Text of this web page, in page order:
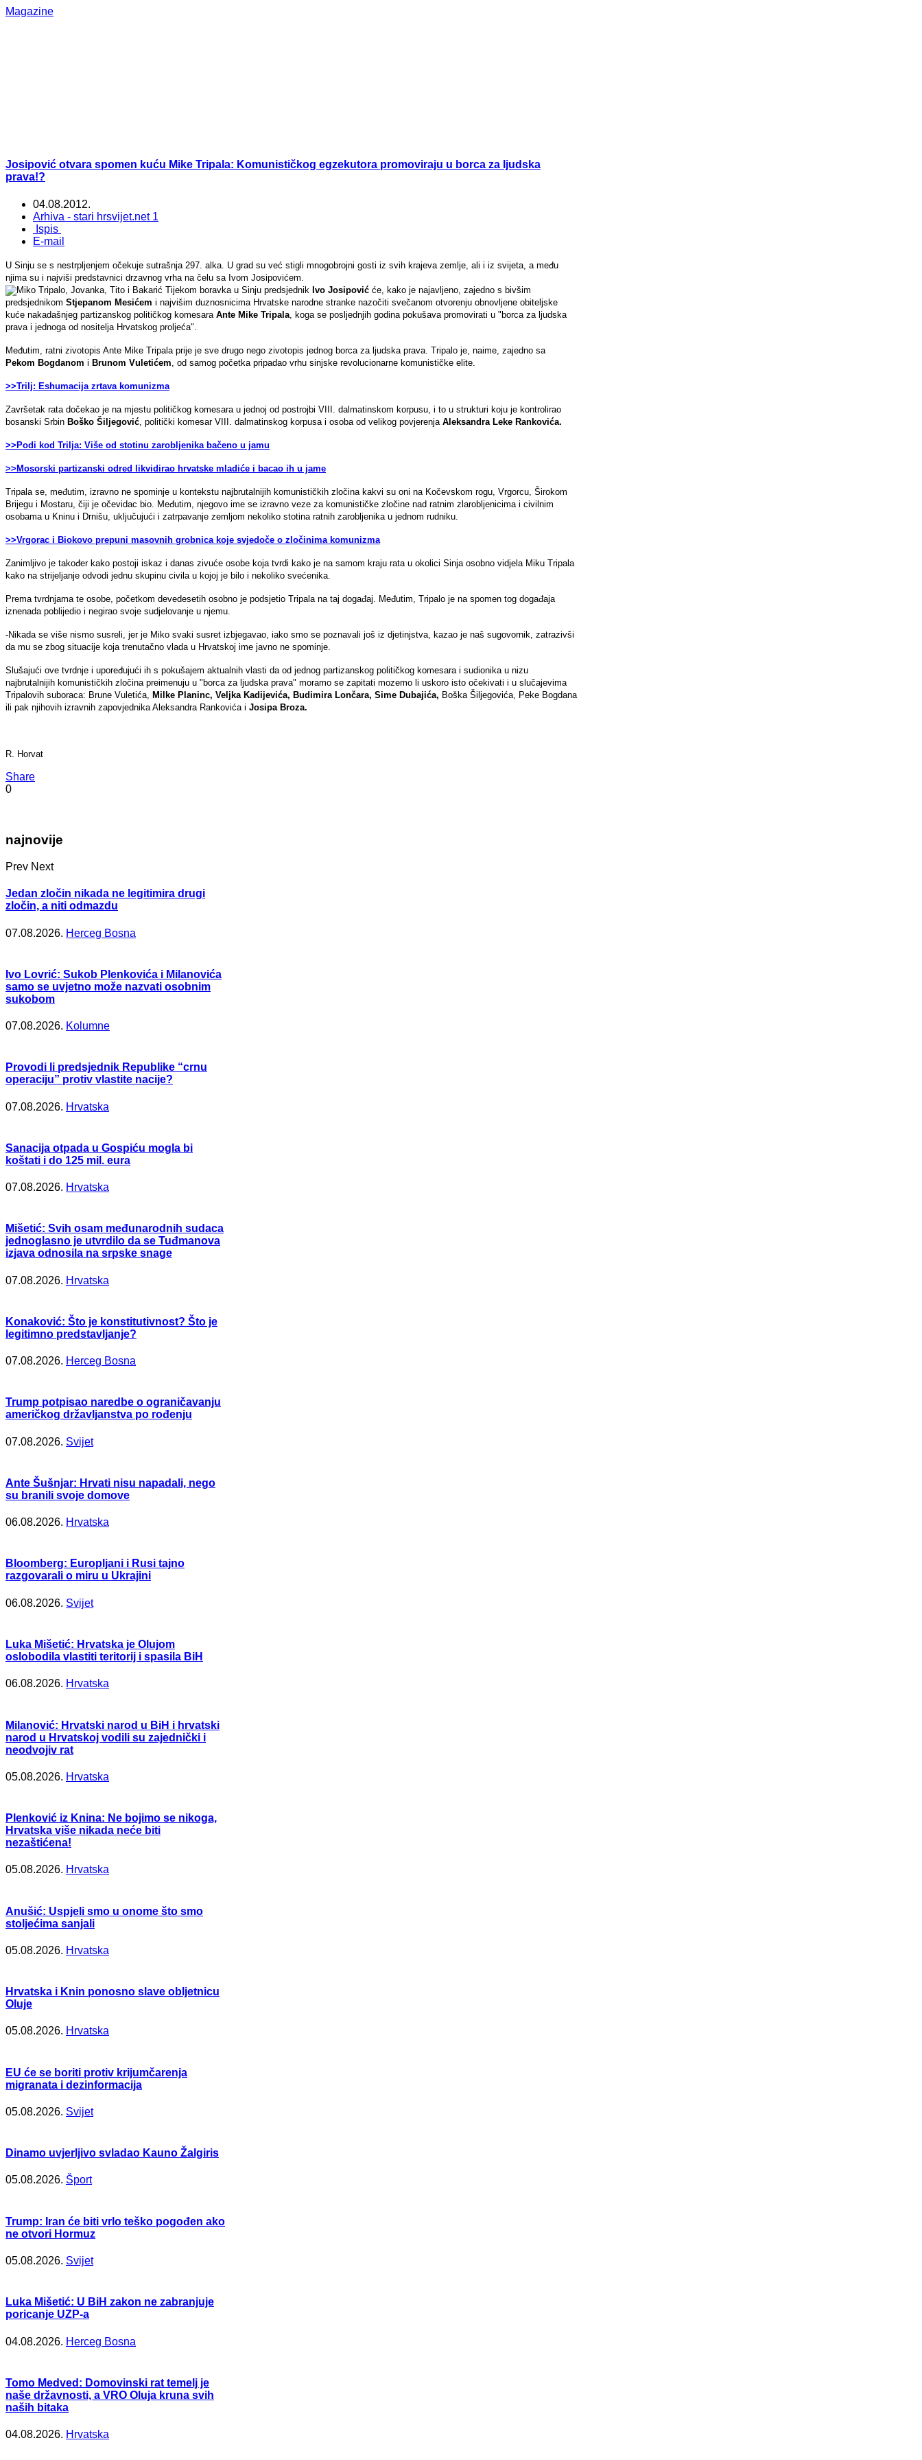
Magazine
Josipović otvara spomen kuću Mike Tripala: Komunističkog egzekutora promoviraju u borca za ljudska
prava!?
04.08.2012.
Arhiva - stari hrsvijet.net 1
Ispis
E-mail
U Sinju se s nestrpljenjem očekuje sutrašnja 297. alka. U grad su već stigli mnogobrojni gosti iz svih krajeva zemlje, ali i iz svijeta, a među
njima su i najviši predstavnici drzavnog vrha na čelu sa Ivom Josipovićem.
Tijekom boravka u Sinju predsjednik Ivo Josipović će, kako je najavljeno, zajedno s bivšim
predsjednikom Stjepanom Mesićem i najvišim duznosnicima Hrvatske narodne stranke nazočiti svečanom otvorenju obnovljene obiteljske
kuće nakadašnjeg partizanskog političkog komesara Ante Mike Tripala , koga se posljednjih godina pokušava promovirati u "borca za ljudska
prava i jednoga od nositelja Hrvatskog proljeća".
Međutim, ratni zivotopis Ante Mike Tripala prije je sve drugo nego zivotopis jednog borca za ljudska prava. Tripalo je, naime, zajedno sa
Pekom Bogdanom i Brunom Vuletićem , od samog početka pripadao vrhu sinjske revolucionarne komunističke elite.
>>Trilj: Eshumacija zrtava komunizma
Završetak rata dočekao je na mjestu političkog komesara u jednoj od postrojbi VIII. dalmatinskom korpusu, i to u strukturi koju je kontrolirao
bosanski Srbin Boško Šiljegović , politički komesar VIII. dalmatinskog korpusa i osoba od velikog povjerenja Aleksandra Leke Rankovića.
>>Podi kod Trilja: Više od stotinu zarobljenika bačeno u jamu
>>Mosorski partizanski odred likvidirao hrvatske mladiće i bacao ih u jame
Tripala se, međutim, izravno ne spominje u kontekstu najbrutalnijih komunističkih zločina kakvi su oni na Kočevskom rogu, Vrgorcu, Širokom
Brijegu i Mostaru, čiji je očevidac bio. Međutim, njegovo ime se izravno veze za komunističke zločine nad ratnim zlarobljenicima i civilnim
osobama u Kninu i Drnišu, uključujući i zatrpavanje zemljom nekoliko stotina ratnih zarobljenika u jednom rudniku.
>>Vrgorac i Biokovo prepuni masovnih grobnica koje svjedoče o zločinima komunizma
Zanimljivo je također kako postoji iskaz i danas zivuće osobe koja tvrdi kako je na samom kraju rata u okolici Sinja osobno vidjela Miku Tripala
kako na strijeljanje odvodi jednu skupinu civila u kojoj je bilo i nekoliko svećenika.
Prema tvrdnjama te osobe, početkom devedesetih osobno je podsjetio Tripala na taj događaj. Međutim, Tripalo je na spomen tog događaja
iznenada poblijedio i negirao svoje sudjelovanje u njemu.
-Nikada se više nismo susreli, jer je Miko svaki susret izbjegavao, iako smo se poznavali još iz djetinjstva, kazao je naš sugovornik, zatrazivši
da mu se zbog situacije koja trenutačno vlada u Hrvatskoj ime javno ne spominje.
Slušajući ove tvrdnje i upoređujući ih s pokušajem aktualnih vlasti da od jednog partizanskog političkog komesara i sudionika u nizu
najbrutalnijih komunističkih zločina preimenuju u "borca za ljudska prava" moramo se zapitati mozemo li uskoro isto očekivati i u slučajevima
Tripalovih suboraca: Brune Vuletića, Milke Planinc, Veljka Kadijevića, Budimira Lončara, Sime Dubajića, Boška Šiljegovića, Peke Bogdana
ili pak njihovih izravnih zapovjednika Aleksandra Rankovića i Josipa Broza.
R. Horvat
Share
0
najnovije
Prev Next
Jedan zločin nikada ne legitimira drugi
zločin, a niti odmazdu
07.08.2026. Herceg Bosna
Ivo Lovrić: Sukob Plenkovića i Milanovića
samo se uvjetno može nazvati osobnim
sukobom
07.08.2026. Kolumne
Provodi li predsjednik Republike “crnu
operaciju” protiv vlastite nacije?
07.08.2026. Hrvatska
Sanacija otpada u Gospiću mogla bi
koštati i do 125 mil. eura
07.08.2026. Hrvatska
Mišetić: Svih osam međunarodnih sudaca
jednoglasno je utvrdilo da se Tuđmanova
izjava odnosila na srpske snage
07.08.2026. Hrvatska
Konaković: Što je konstitutivnost? Što je
legitimno predstavljanje?
07.08.2026. Herceg Bosna
Trump potpisao naredbe o ograničavanju
američkog državljanstva po rođenju
07.08.2026. Svijet
Ante Šušnjar: Hrvati nisu napadali, nego
su branili svoje domove
06.08.2026. Hrvatska
Bloomberg: Europljani i Rusi tajno
razgovarali o miru u Ukrajini
06.08.2026. Svijet
Luka Mišetić: Hrvatska je Olujom
oslobodila vlastiti teritorij i spasila BiH
06.08.2026. Hrvatska
Milanović: Hrvatski narod u BiH i hrvatski
narod u Hrvatskoj vodili su zajednički i
neodvojiv rat
05.08.2026. Hrvatska
Plenković iz Knina: Ne bojimo se nikoga,
Hrvatska više nikada neće biti
nezaštićena!
05.08.2026. Hrvatska
Anušić: Uspjeli smo u onome što smo
stoljećima sanjali
05.08.2026. Hrvatska
Hrvatska i Knin ponosno slave obljetnicu
Oluje
05.08.2026. Hrvatska
EU će se boriti protiv krijumčarenja
migranata i dezinformacija
05.08.2026. Svijet
Dinamo uvjerljivo svladao Kauno Žalgiris
05.08.2026. Šport
Trump: Iran će biti vrlo teško pogođen ako
ne otvori Hormuz
05.08.2026. Svijet
Luka Mišetić: U BiH zakon ne zabranjuje
poricanje UZP-a
04.08.2026. Herceg Bosna
Tomo Medved: Domovinski rat temelj je
naše državnosti, a VRO Oluja kruna svih
naših bitaka
04.08.2026. Hrvatska